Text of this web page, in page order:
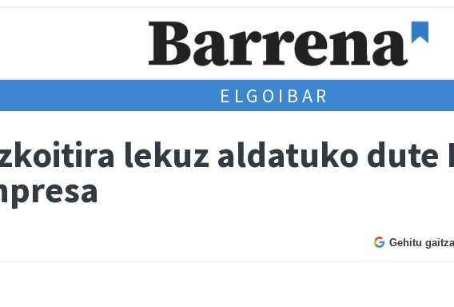
ELGOIBAR
lekuz aldatuko dute
Gehitu